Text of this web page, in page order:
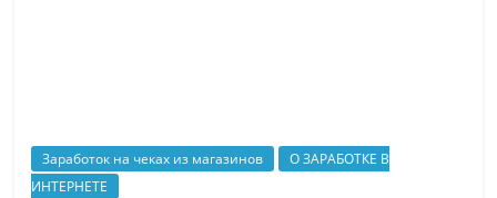
людях
Заработок на чеках из магазинов
О ЗАРАБОТКЕ В
ИНТЕРНЕТЕ